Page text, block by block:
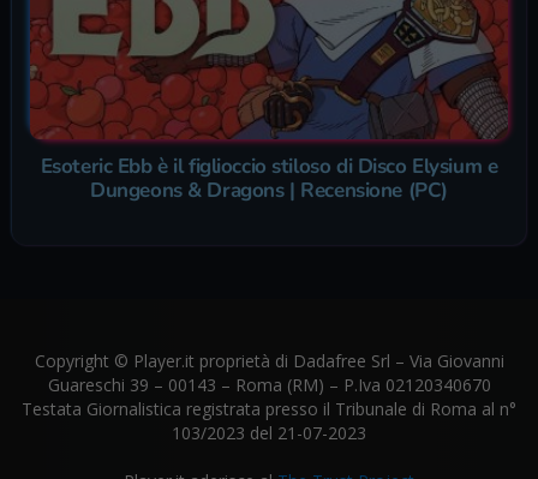
Esoteric Ebb è il figlioccio stiloso di Disco Elysium e
Dungeons & Dragons | Recensione (PC)
Copyright © Player.it proprietà di Dadafree Srl – Via Giovanni
Guareschi 39 – 00143 – Roma (RM) – P.Iva 02120340670
Testata Giornalistica registrata presso il Tribunale di Roma al n°
103/2023 del 21-07-2023